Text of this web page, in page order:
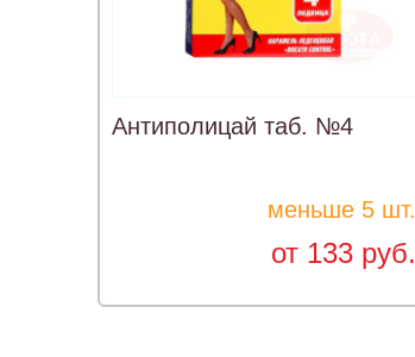
Антиполицай таб. №4
меньше 5 шт.
от 133 руб.